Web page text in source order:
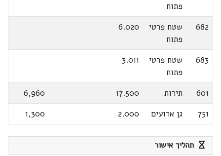
פתוח
682
שטח פרטי
פתוח
6.020
683
שטח פרטי
פתוח
3.011
601 תירות 17.500
6,960
751
גן ארועים 2.000
1,300
תהליך אישור